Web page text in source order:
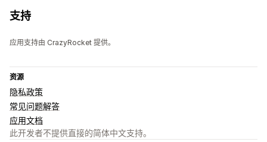
支持
应用支持由 CrazyRocket 提供。
资源
隐私政策
常见问题解答
应用文档
此开发者不提供直接的简体中文支持。